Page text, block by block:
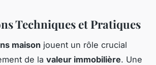
Techniques et Pratiques
maison jouent un rôle crucial
de la valeur immobilière. Une